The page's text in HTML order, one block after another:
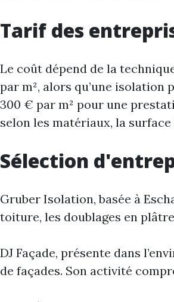
Tarif des
Le coût dépend de la
par m², alors qu’une isolation
300 € par m² pour une
selon les matériaux, la
Sélection
Gruber Isolation, basée à
toiture, les doublages en
DJ Façade, présente dans
de façades. Son activité